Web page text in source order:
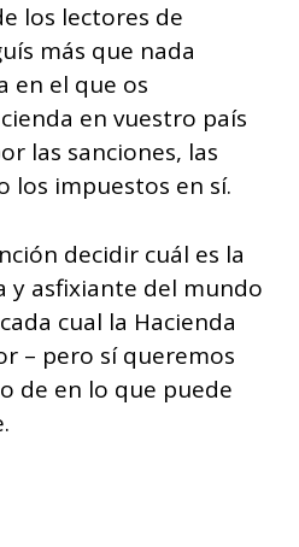
los lectores de
más que nada
en el que os
en vuestro país
las sanciones, las
los impuestos en sí.
decidir cuál es la
y asfixiante del mundo
cual la Hacienda
– pero sí queremos
de en lo que puede